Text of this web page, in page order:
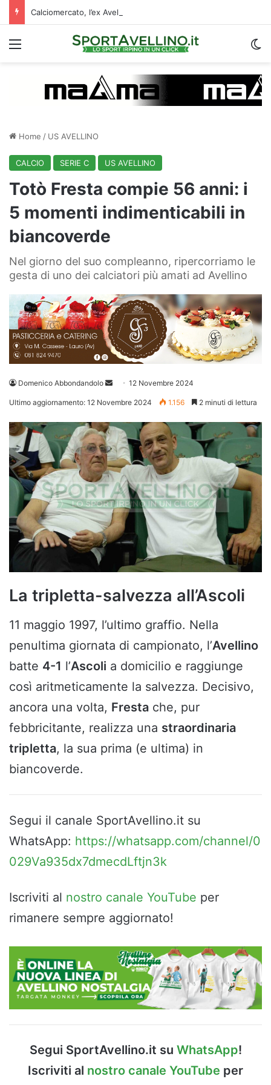
Menu
Home / US AVELLINO
CALCIO SERIE C US AVELLINO
Totò Fresta compie 56 anni: i
5 momenti indimenticabili in
biancoverde
Nel giorno del suo compleanno, ripercorriamo le
gesta di uno dei calciatori più amati ad Avellino
Domenico Abbondandolo
Invia 12 Novembre 2024
Ultimo aggiornamento: 12 Novembre 2024 1.156 2 minuti di lettura
La tripletta-salvezza all’Ascoli
11 maggio 1997, l’ultimo graffio. Nella
penultima giornata di campionato, l’Avellino
batte 4-1 l’Ascoli a domicilio e raggiunge
così aritmeticamente la salvezza. Decisivo,
ancora una volta, Fresta che, pur
febbricitante, realizza una straordinaria
tripletta, la sua prima (e ultima) in
biancoverde.
Segui il canale SportAvellino.it su
WhatsApp: https://whatsapp.com/channel/0
029Va935dx7dmecdLftjn3k
Iscriviti al nostro canale YouTube per
rimanere sempre aggiornato!
Segui SportAvellino.it su WhatsApp!
Iscriviti al nostro canale YouTube per